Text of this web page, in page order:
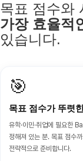
목표 점수와
가장 효율적
있습니다.
🎯
목표 점수가 뚜렷
유학·이민·취업에 필요한
정해져 있는 분. 목표 점수
전략적으로 준비합니다.